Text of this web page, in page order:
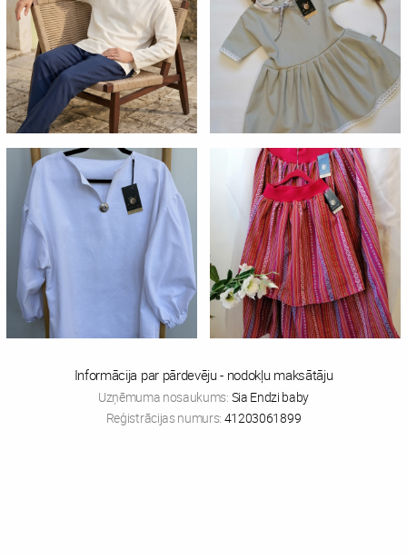
Informācija par pārdevēju - nodokļu maksātāju
Uzņēmuma nosaukums: Sia Endzi baby
Reģistrācijas numurs: 41203061899